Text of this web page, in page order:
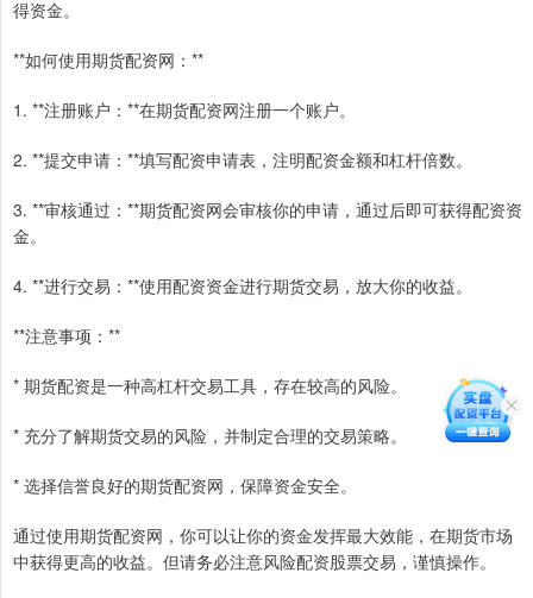
得资金。
**如何使用期货配资网：**
1. **注册账户：**在期货配资网注册一个账户。
2. **提交申请：**填写配资申请表，注明配资金额和杠杆倍数。
3. **审核通过：**期货配资网会审核你的申请，通过后即可获得配资资
金。
4. **进行交易：**使用配资资金进行期货交易，放大你的收益。
**注意事项：**
* 期货配资是一种高杠杆交易工具，存在较高的风险。
* 充分了解期货交易的风险，并制定合理的交易策略。
* 选择信誉良好的期货配资网，保障资金安全。
通过使用期货配资网，你可以让你的资金发挥最大效能，在期货市场
中获得更高的收益。但请务必注意风险配资股票交易，谨慎操作。